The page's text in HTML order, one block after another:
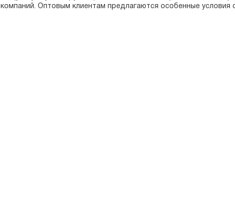
компаний. Оптовым клиентам предлагаются особенные условия